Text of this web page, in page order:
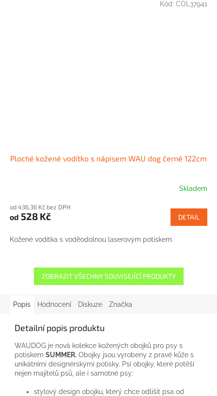
Ploché kožené vodítko s nápisem WAU dog černé 122cm
Skladem
od 436,36 Kč bez DPH
od 528 Kč DETAIL
Kožené vodítka s voděodolnou laserovým potiskem.
Kód: COL37941
ZOBRAZIT VŠECHNY SOUVISEJÍCÍ PRODUKTY
Popis Hodnocení Diskuze Značka
Detailní popis produktu
WAUDOG je nová kolekce kožených obojků pro psy s
potiskem SUMMER. Obojky jsou vyrobeny z pravé kůže s
unikátními designérskými potisky. Psí obojky, které potěší
nejen majitelů psů, ale i samotné psy:
stylový design obojku který chce odlišit psa od